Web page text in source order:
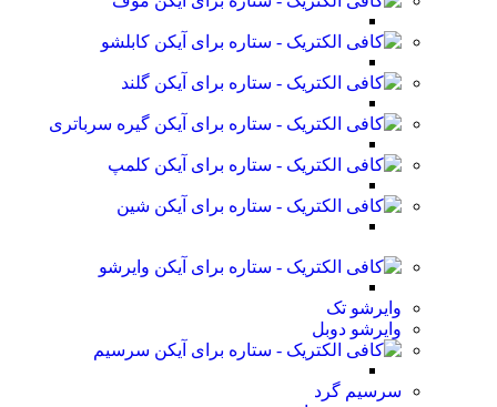
کابلشو
گلند
گیره سرباتری
کلمپ
شین
وایرشو
وایرشو تک
وایرشو دوبل
سرسیم
سرسیم گرد